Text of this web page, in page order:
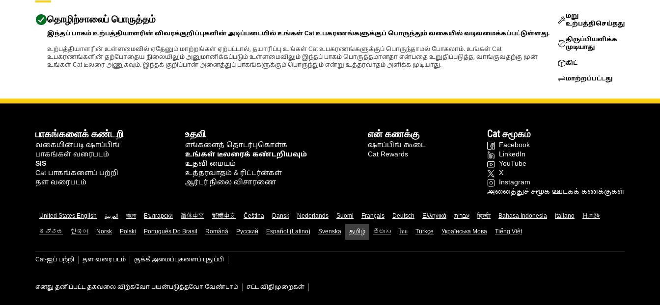
தொழிற்சாலைப் பொருத்தம்
இந்தப் பாகம் உற்பத்தியாளரின் விவரக்குறிப்புகளின் அடிப்படையில் உங்கள் Cat உபகரணங்களுக்குப் பொருந்தும் வகையில் வடிவமைக்கப்பட்டுள்ளது.
உற்பத்தியாளரின் உள்ளமைவில் ஏதேனும் மாற்றங்கள் ஏற்பட்டால், தயாரிப்பு உங்கள் Cat உபகரணங்களுக்குப் பொருந்தாமல் போகலாம். உங்கள் Cat
உபகரணங்களின் தற்போதைய நிலையிலும் அனுமானிக்கப்படும் உள்ளமைவிலும் இந்தப் பாகம் பொருத்தமானதா என்பதை உறுதிப்படுத்த, வாங்குவதற்கு முன்
உங்கள் Cat டீலரை அணுகவும். இந்தக் குறிப்பான் அனைத்துப் பாகங்களுக்கும் பொருந்தும் என்று உத்தரவாதம் அளிக்க முடியாது.
மறு
உற்பத்திசெய்தது
திருப்பியளிக்க
முடியாது
கிட்
மாற்றப்பட்டது
பாகங்களைக் கண்டறி
வகையின்படி ஷாப்பிங்
பாகங்கள் வரைபடம்
SIS
Cat பாகங்களைப் பற்றி
தள வரைபடம்
உதவி
எங்களைத் தொடர்புகொள்க
உங்கள் டீலரைக் கண்டறியவும்
உதவி மையம்
உத்தரவாதம் & ரிட்டர்ன்கள்
ஆர்டர் நிலை விசாரணை
என் கணக்கு
ஷாப்பிங் கூடை
Cat Rewards
Cat சமூகம்
Facebook
LinkedIn
YouTube
X
Instagram
அனைத்துச் சமூக ஊடகக் கணக்குகள்
United States English العربية বাংলা Български 简体中文 繁體中文 Čeština Dansk Nederlands Suomi Français Deutsch Ελληνικά עברית हिन्दी Bahasa Indonesia Italiano 日本語
ಕನ್ನಡ 한국어 Norsk Polski Português Do Brasil Română Русский Español (Latino) Svenska தமிழ் తెలుగు ไทย Türkçe Українська Мова Tiếng Việt
Cat-ஐப் பற்றி தள வரைபடம் குக்கீ அமைப்புகளைப் புதுப்பி
எனது தனிப்பட்ட தகவலை விற்கவோ பயன்படுத்தவோ வேண்டாம் சட்ட விதிமுறைகள்